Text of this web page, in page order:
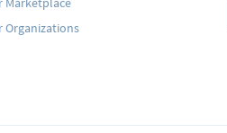
Organizations